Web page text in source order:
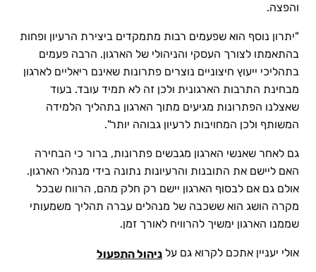
והפצה.
"יתרון נוסף הוא שפעמים רבות מתמקדים ביצירת הרעיון ופחות
בהתאמתו לצורך העסקי והניהולי של הארגון. הרבה פעמים
בתהליכי ייעוץ חיצוניים נוצרים פתרונות שאינם ריאליים לארגון
מבחינת התרבות הארגונית ולכן זה לא תמיד עובד. בעוד
שאצלנו הפתרונות מגיעים מתוך הארגון בתהליך הלמידה
המשותף ולכן המחויבות לרעיון גבוהה יותר".
גם לאחר שאנשי הארגון מגבשים פתרונות, ברור כי הבחירה
האם ליישם את התובנות והרעיונות נתונה בידי מנהלי הארגון.
אולם גם אם לבסוף הארגון יישם רק חלק מהם, הרווח שבכל
מקרה הושג הוא ששכבה של מנהלים עברה תהליך משמעותי
שממנו הארגון ימשיך להרוויח לאורך זמן.
אולי יעניין אתכם לקרוא גם על ניהול התפעול